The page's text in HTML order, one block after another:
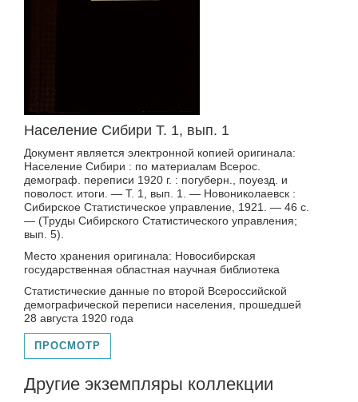
Население Сибири Т. 1, вып. 1
Документ является электронной копией оригинала:
Население Сибири : по материалам Всерос.
демограф. переписи 1920 г. : погуберн., поуезд. и
поволост. итоги. — Т. 1, вып. 1. — Новониколаевск :
Сибирское Статистическое управление, 1921. — 46 с.
— (Труды Сибирского Статистического управления;
вып. 5).
Место хранения оригинала: Новосибирская
государственная областная научная библиотека
Статистические данные по второй Всероссийской
демографической переписи населения, прошедшей
28 августа 1920 года
ПРОСМОТР
Другие экземпляры коллекции